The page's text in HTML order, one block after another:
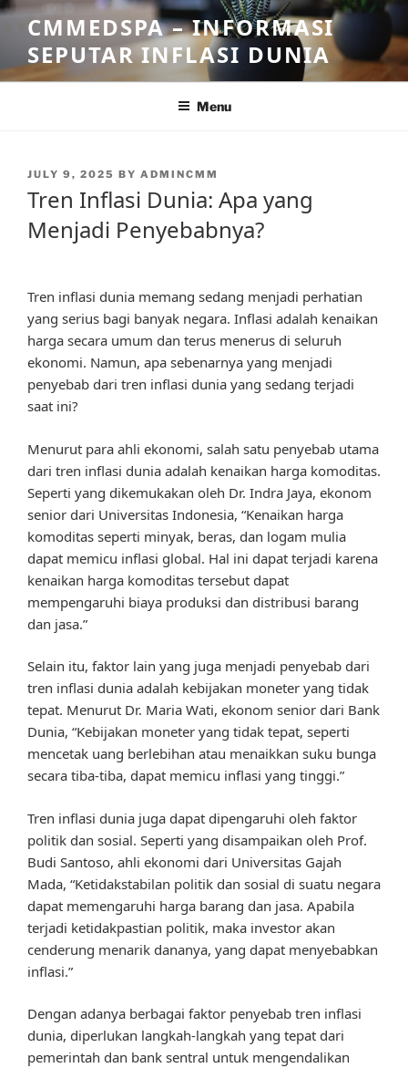
Skip
content
CMMEDSPA – INFORMASI
SEPUTAR INFLASI DUNIA
Menu
POSTED
JULY 9, 2025 BY ADMINCMM
Tren Inflasi Dunia: Apa yang
Menjadi Penyebabnya?
Tren inflasi dunia memang sedang menjadi perhatian
yang serius bagi banyak negara. Inflasi adalah kenaikan
harga secara umum dan terus menerus di seluruh
ekonomi. Namun, apa sebenarnya yang menjadi
penyebab dari tren inflasi dunia yang sedang terjadi
saat ini?
Menurut para ahli ekonomi, salah satu penyebab utama
dari tren inflasi dunia adalah kenaikan harga komoditas.
Seperti yang dikemukakan oleh Dr. Indra Jaya, ekonom
senior dari Universitas Indonesia, “Kenaikan harga
komoditas seperti minyak, beras, dan logam mulia
dapat memicu inflasi global. Hal ini dapat terjadi karena
kenaikan harga komoditas tersebut dapat
mempengaruhi biaya produksi dan distribusi barang
dan jasa.”
Selain itu, faktor lain yang juga menjadi penyebab dari
tren inflasi dunia adalah kebijakan moneter yang tidak
tepat. Menurut Dr. Maria Wati, ekonom senior dari Bank
Dunia, “Kebijakan moneter yang tidak tepat, seperti
mencetak uang berlebihan atau menaikkan suku bunga
secara tiba-tiba, dapat memicu inflasi yang tinggi.”
Tren inflasi dunia juga dapat dipengaruhi oleh faktor
politik dan sosial. Seperti yang disampaikan oleh Prof.
Budi Santoso, ahli ekonomi dari Universitas Gajah
Mada, “Ketidakstabilan politik dan sosial di suatu negara
dapat memengaruhi harga barang dan jasa. Apabila
terjadi ketidakpastian politik, maka investor akan
cenderung menarik dananya, yang dapat menyebabkan
inflasi.”
Dengan adanya berbagai faktor penyebab tren inflasi
dunia, diperlukan langkah-langkah yang tepat dari
pemerintah dan bank sentral untuk mengendalikan